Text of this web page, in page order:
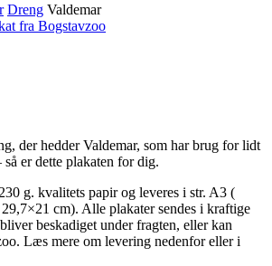
Dreng Valdemar
der hedder Valdemar, som har brug for lidt
er dette plakaten for dig.
g. kvalitets papir og leveres i str. A3 (
cm). Alle plakater sendes i kraftige
beskadiget under fragten, eller kan
Læs mere om levering nedenfor eller i